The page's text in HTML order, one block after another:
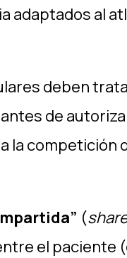
adaptados al
deben
de
la competición
(
el paciente